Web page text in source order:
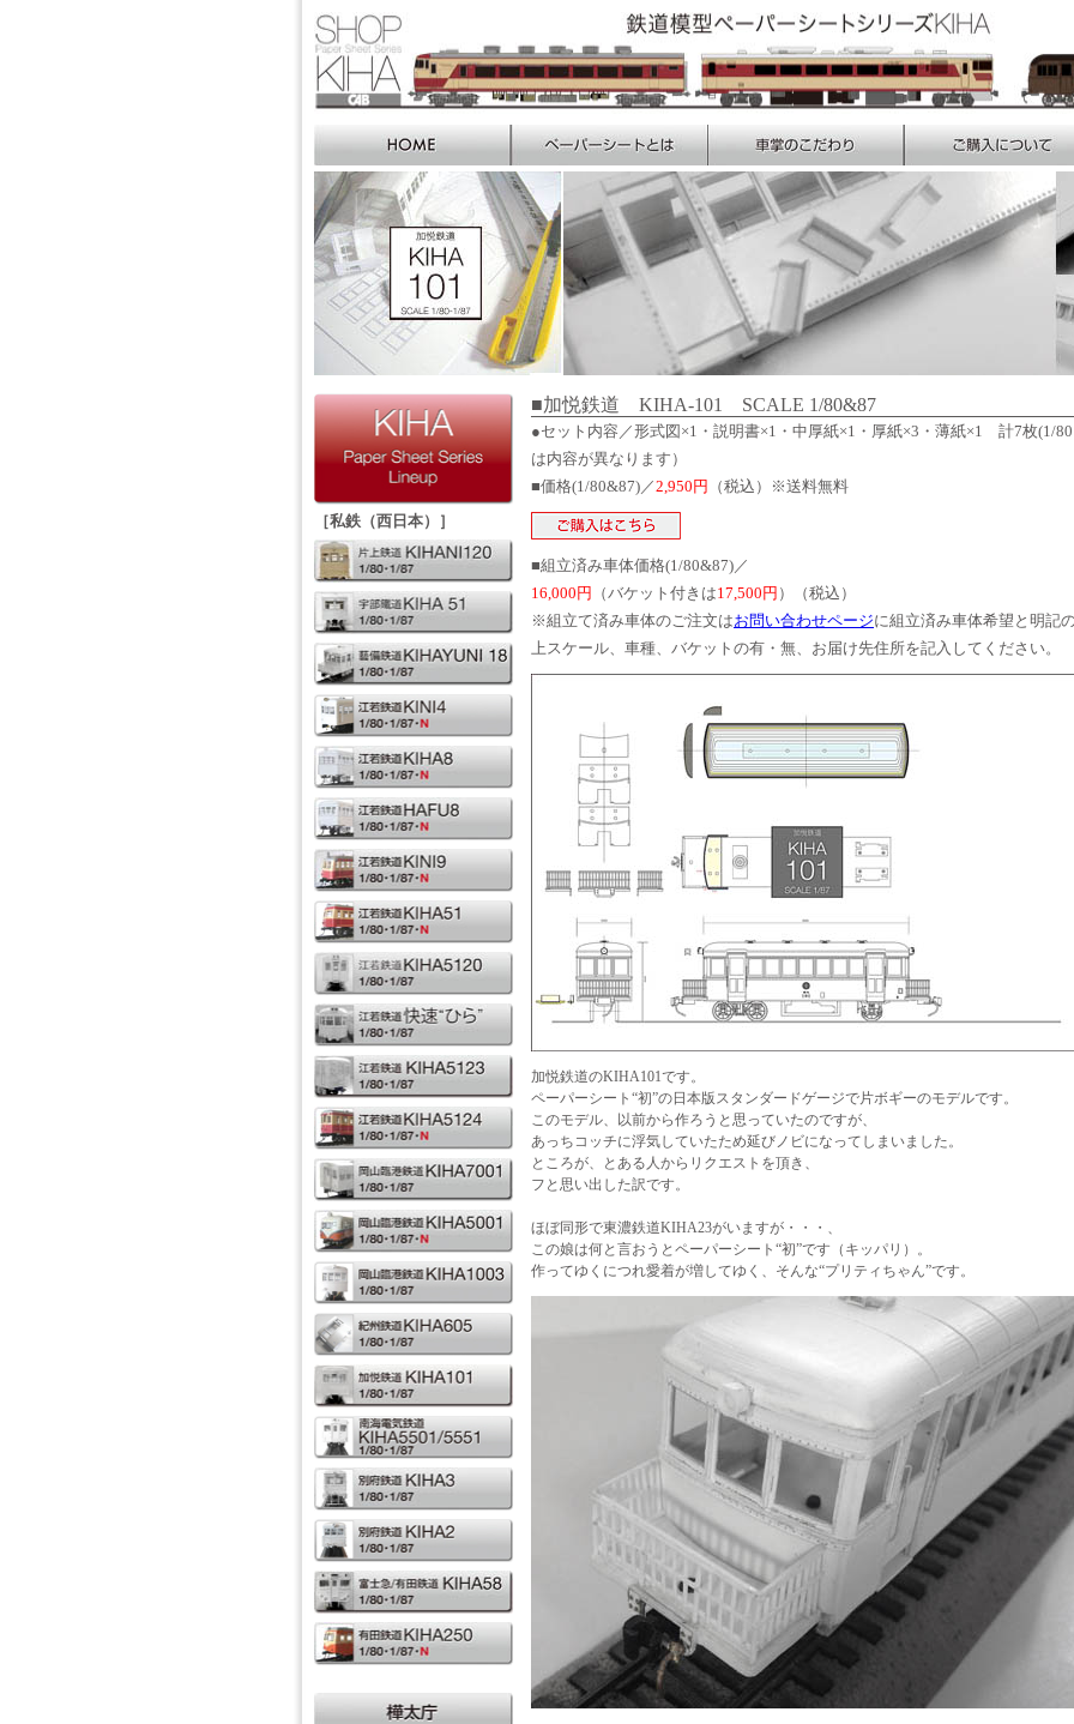
■加悦鉄道 KIHA-101 SCALE 1/80&87
●セット内容／形式図×1・説明書×1・中厚紙×1・厚紙×3・薄紙×1 計7枚(1/80
は内容が異なります）
■価格(1/80&87)／2,950円 （税込）※送料無料
■組立済み車体価格(1/80&87)／
16,000円
（バケット付きは17,500円 ）（税込）
※組立て済み車体のご注文はお問い合わせページに組立済み車体希望と明記
上スケール、車種、バケットの有・無、お届け先住所を記入してください。
加悦鉄道のKIHA101です。
ペーパーシート“初”の日本版スタンダードゲージで片ボギーのモデルです。
このモデル、以前から作ろうと思っていたのですが、
あっちコッチに浮気していたため延びノビになってしまいました。
ところが、とある人からリクエストを頂き、
フと思い出した訳です。
ほぼ同形で東濃鉄道KIHA23がいますが・・・、
この娘は何と言おうとペーパーシート“初”です（キッパリ）。
作ってゆくにつれ愛着が増してゆく、そんな“プリティちゃん”です。
［私鉄（西日本）］